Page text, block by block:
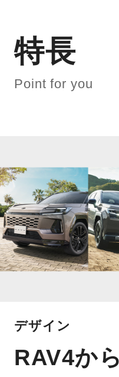
特長
Point for you
デザイン
RAV4か